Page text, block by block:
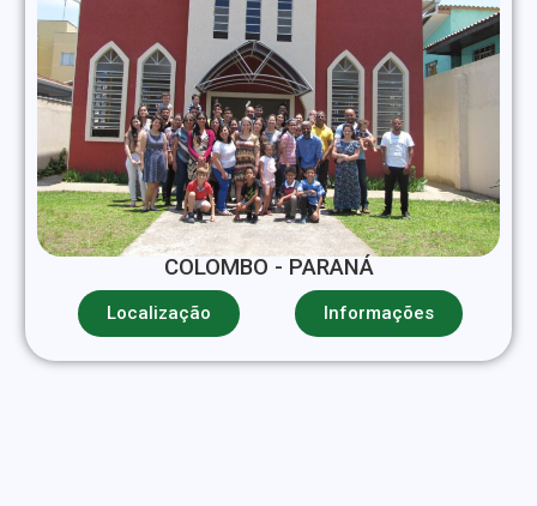
COLOMBO - PARANÁ
Localização Informações